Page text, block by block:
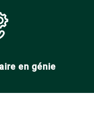
en génie